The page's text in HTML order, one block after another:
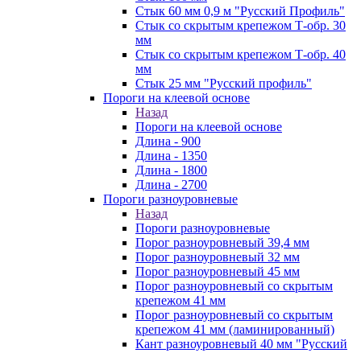
Стык 60 мм 0,9 м "Русский Профиль"
Стык со скрытым крепежом Т-обр. 30
мм
Стык со скрытым крепежом Т-обр. 40
мм
Стык 25 мм "Русский профиль"
Пороги на клеевой основе
Назад
Пороги на клеевой основе
Длина - 900
Длина - 1350
Длина - 1800
Длина - 2700
Пороги разноуровневые
Назад
Пороги разноуровневые
Порог разноуровневый 39,4 мм
Порог разноуровневый 32 мм
Порог разноуровневый 45 мм
Порог разноуровневый со скрытым
крепежом 41 мм
Порог разноуровневый со скрытым
крепежом 41 мм (ламинированный)
Кант разноуровневый 40 мм "Русский